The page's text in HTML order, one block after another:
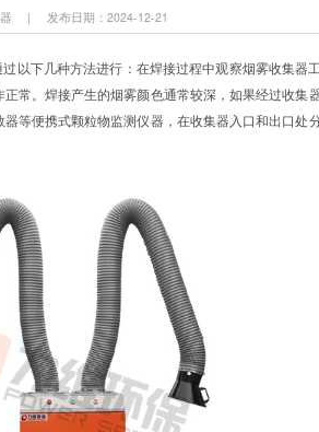
新闻资讯 > 如何判断焊接烟雾收集器净化
烟雾收集器净化效
收集器,移动式焊烟净化器
集器的净化效果可以通过以下几种方法
减少，说明收集器工作正常。焊接产
果较好。使用粒子计数器等便携式颗
。